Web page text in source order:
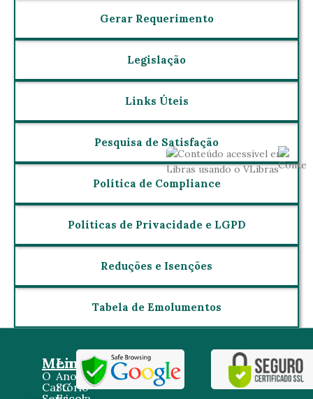
Gerar Requerimento
Legislação
Links Úteis
Pesquisa de Satisfação
Política de Compliance
Políticas de Privacidade e LGPD
Reduções e Isenções
Tabela de Emolumentos
Menu
O
Cartório
Links
Anoreg
SC